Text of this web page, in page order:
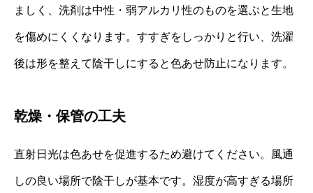
ましく、洗剤は中性・弱アルカリ性のものを選ぶと生地
を傷めにくくなります。すすぎをしっかりと行い、洗濯
後は形を整えて陰干しにすると色あせ防止になります。
乾燥・保管の工夫
直射日光は色あせを促進するため避けてください。風通
しの良い場所で陰干しが基本です。湿度が高すぎる場所